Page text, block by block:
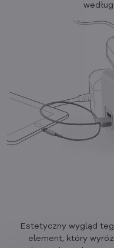
Estetyczny wygląd
element, który